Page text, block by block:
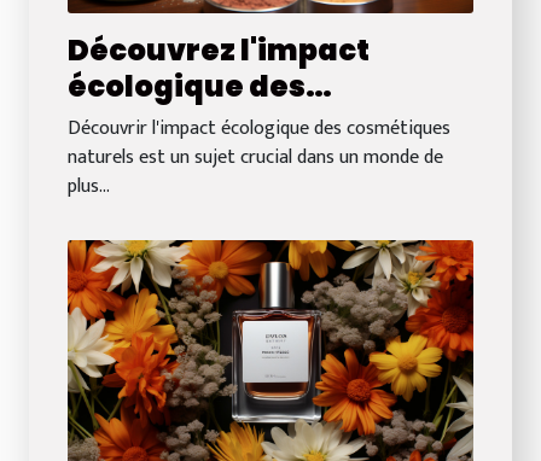
Découvrez l'impact
écologique des
cosmétiques naturels
Découvrir l'impact écologique des cosmétiques
naturels est un sujet crucial dans un monde de
plus...